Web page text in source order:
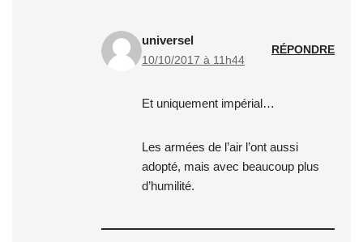
universel
10/10/2017 à 11h44
RÉPONDRE
Et uniquement impérial…
Les armées de l’air l’ont aussi
adopté, mais avec beaucoup plus
d’humilité.